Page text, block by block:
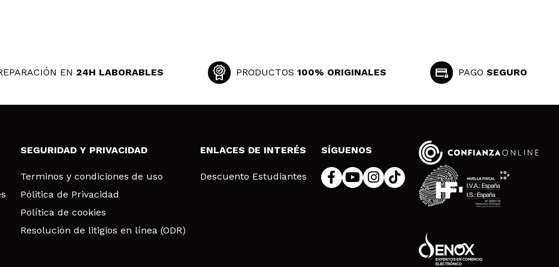
EN 24H LABORABLES PRODUCTOS 100% ORIGINALES PAGO SEGURO
SEGURIDAD Y PRIVACIDAD
Terminos y condiciones de uso
Pólitica de Privacidad
Política de cookies
Resolución de litigios en línea (ODR)
ENLACES DE INTERÉS
Descuento Estudiantes
SÍGUENOS